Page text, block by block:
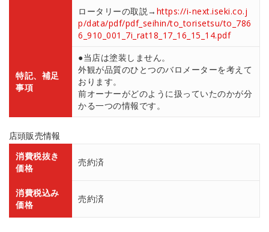
ロータリーの取説→ https://i-next.iseki.co.j
p/data/pdf/pdf_seihin/to_torisetsu/to_786
6_910_001_7i_rat18_17_16_15_14.pdf
特記、補足
事項
●当店は塗装しません。
外観が品質のひとつのバロメーターを考えて
おります。
前オーナーがどのように扱っていたのかが分
かる一つの情報です。
店頭販売情報
消費税抜き
価格
売約済
消費税込み
価格
売約済